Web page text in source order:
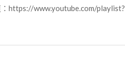
https://www.youtube.com/playlist?